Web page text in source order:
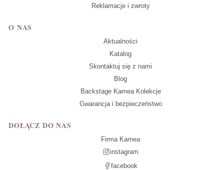
Reklamacje i zwroty
O NAS
Aktualności
Katalog
Skontaktuj się z nami
Blog
Backstage Kamea Kolekcje
Gwarancja i bezpieczeństwo
DOŁĄCZ DO NAS
Firma Kamea
instagram
facebook